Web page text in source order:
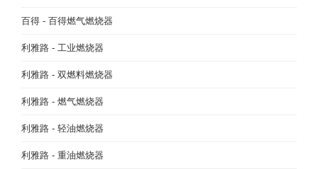
百得 - 百得燃气燃烧器
利雅路 - 工业燃烧器
利雅路 - 双燃料燃烧器
利雅路 - 燃气燃烧器
利雅路 - 轻油燃烧器
利雅路 - 重油燃烧器